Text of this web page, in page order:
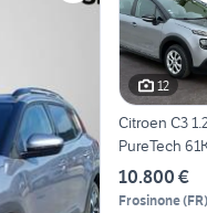
12
Citroen C3
PureTech
Business
10.800 €
Frosinone(FR)